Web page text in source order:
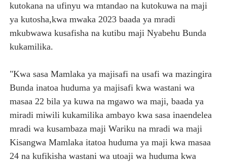
kutokana na ufinyu wa mtandao na kutokuwa na maji
ya kutosha,kwa mwaka 2023 baada ya mradi
mkubwawa kusafisha na kutibu maji Nyabehu Bunda
kukamilika.
"Kwa sasa Mamlaka ya majisafi na usafi wa mazingira
Bunda inatoa huduma ya majisafi kwa wastani wa
masaa 22 bila ya kuwa na mgawo wa maji, baada ya
miradi miwili kukamilika ambayo kwa sasa inaendelea
mradi wa kusambaza maji Wariku na mradi wa maji
Kisangwa Mamlaka itatoa huduma ya maji kwa masaa
24 na kufikisha wastani wa utoaji wa huduma kwa